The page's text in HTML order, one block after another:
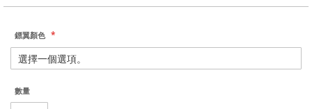
鏢翼顏色
數量
gallery